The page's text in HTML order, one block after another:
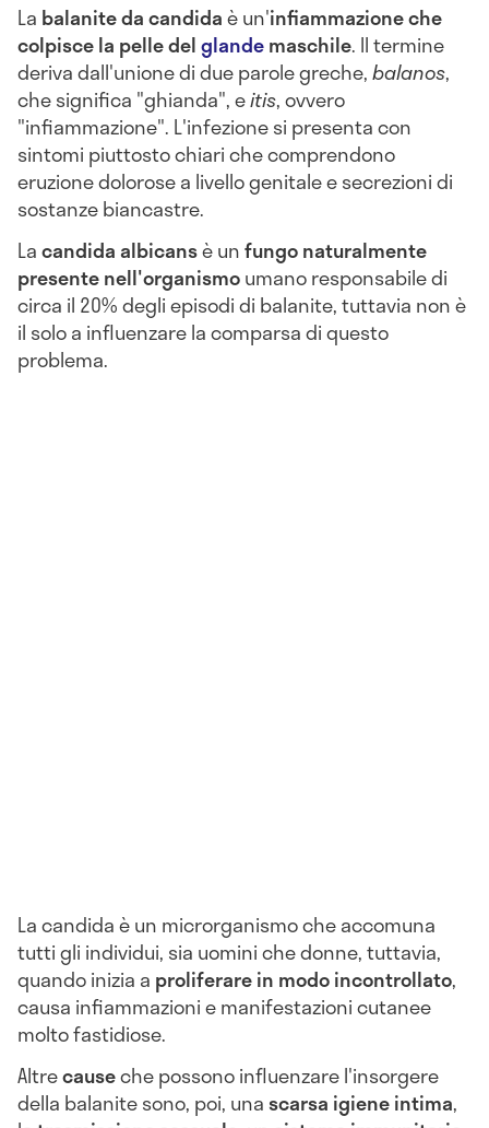
La balanite da candidaè un'infiammazione che
colpisce la pelle delglandemaschile. Il termine
deriva dall'unione di due parole greche,balanos,
che significa "ghianda", eitis, ovvero
"infiammazione". L'infezione si presenta con
sintomi piuttosto chiari che comprendono
eruzione dolorose a livello genitale e secrezioni di
sostanze biancastre.
Lacandida albicansè unfungo naturalmente
presente nell'organismoumano responsabile di
circa il 20% degli episodi di balanite, tuttavia non è
il solo a influenzare la comparsa di questo
problema.
La candida è un microrganismo che accomuna
tutti gli individui, sia uomini che donne, tuttavia,
quando inizia a proliferare in modo incontrollato,
causa infiammazioni e manifestazioni cutanee
molto fastidiose.
Altrecauseche possono influenzare l'insorgere
della balanite sono, poi, unascarsa igiene intima,